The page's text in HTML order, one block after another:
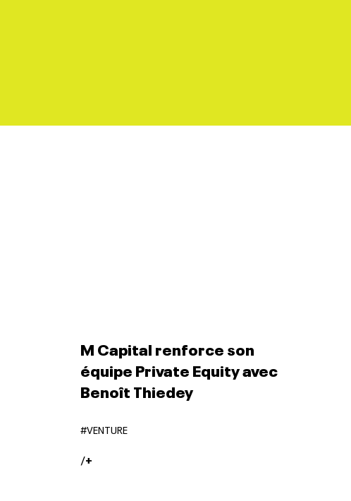
M Capital renforce son
équipe Private Equity avec
Benoît Thiedey
#VENTURE
/+